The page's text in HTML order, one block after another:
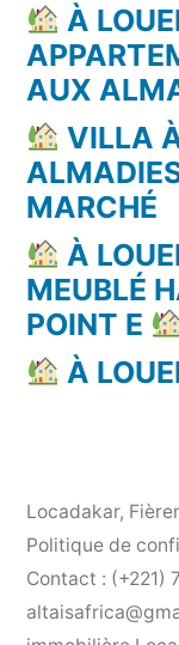
À
AUX
VILLA
MARCHÉ
À
MEUBLÉ
POINT E
À
Locadakar,
Politique de
Contact : (+221)